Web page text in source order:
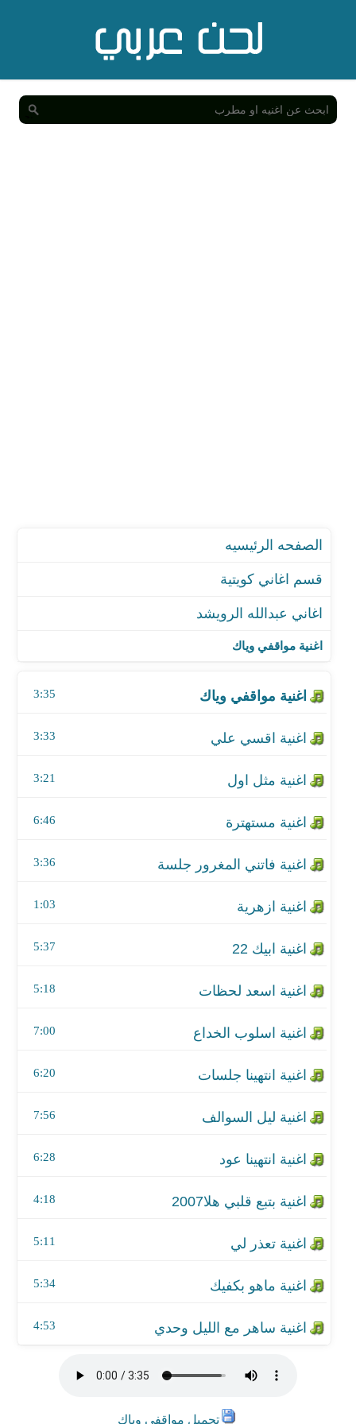
اغنية مواقفي وياك
اغنية مواقفي وياك
3:35
اغنية اقسي علي
3:33
اغنية مثل اول
3:21
6:46
3:36
1:03
اغنية ابيك 22
5:37
اغنية اسعد لحظات
5:18
اغنية اسلوب الخداع
7:00
6:20
7:56
6:28
4:18
اغنية تعذر لي
5:11
اغنية ماهو بكفيك
5:34
4:53
تحميل مواقفي وياك